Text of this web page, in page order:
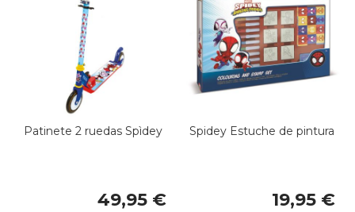
Patinete 2 ruedas Spìdey
49,95 €
Spidey Estuche de pintura
19,95 €